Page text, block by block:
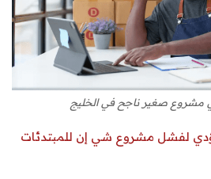
مشروع صغير ناجح في الخليج
لفشل مشروع شي إن للمبتدئات